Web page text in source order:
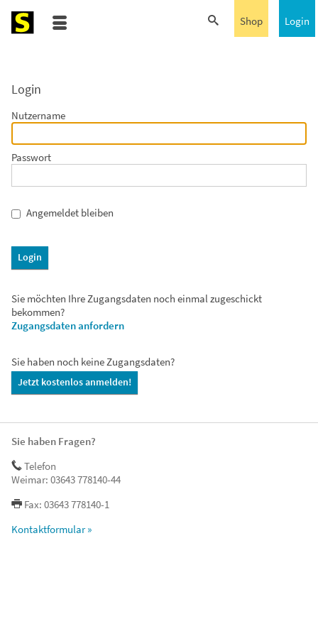
Login
Shop
Login
Nutzername
Passwort
Angemeldet bleiben
Login
Sie möchten Ihre Zugangsdaten noch einmal zugeschickt
bekommen?
Zugangsdaten anfordern
Sie haben noch keine Zugangsdaten?
Jetzt kostenlos anmelden!
Sie haben Fragen?
Telefon
Weimar: 03643 778140-44
Fax: 03643 778140-1
Kontaktformular »